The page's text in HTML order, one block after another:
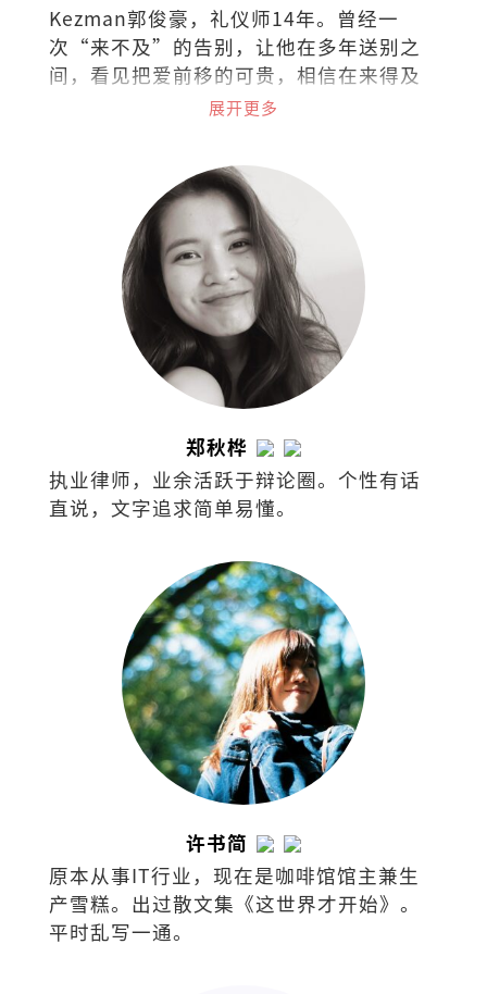
Kezman郭俊豪，礼仪师14年。曾经一
次“来不及”的告别，让他在多年送别之
间，看见把爱前移的可贵，相信在来得及
以前，多做一点，能让遗憾少一些，也让
展开更多
郑秋桦
执业律师，业余活跃于辩论圈。个性有话
直说，文字追求简单易懂。
许书简
原本从事IT行业，现在是咖啡馆馆主兼生
产雪糕。出过散文集《这世界才开始》。
平时乱写一通。